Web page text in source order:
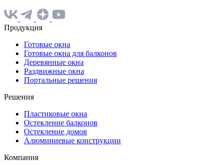
Продукция
Готовые окна
Готовые окна для балконов
Деревянные окна
Раздвижные окна
Портальные решения
Решения
Пластиковые окна
Остекление балконов
Остекление домов
Алюминиевые конструкции
Компания